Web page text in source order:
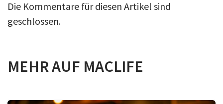
Die Kommentare für diesen Artikel sind
geschlossen.
MEHR AUF MACLIFE